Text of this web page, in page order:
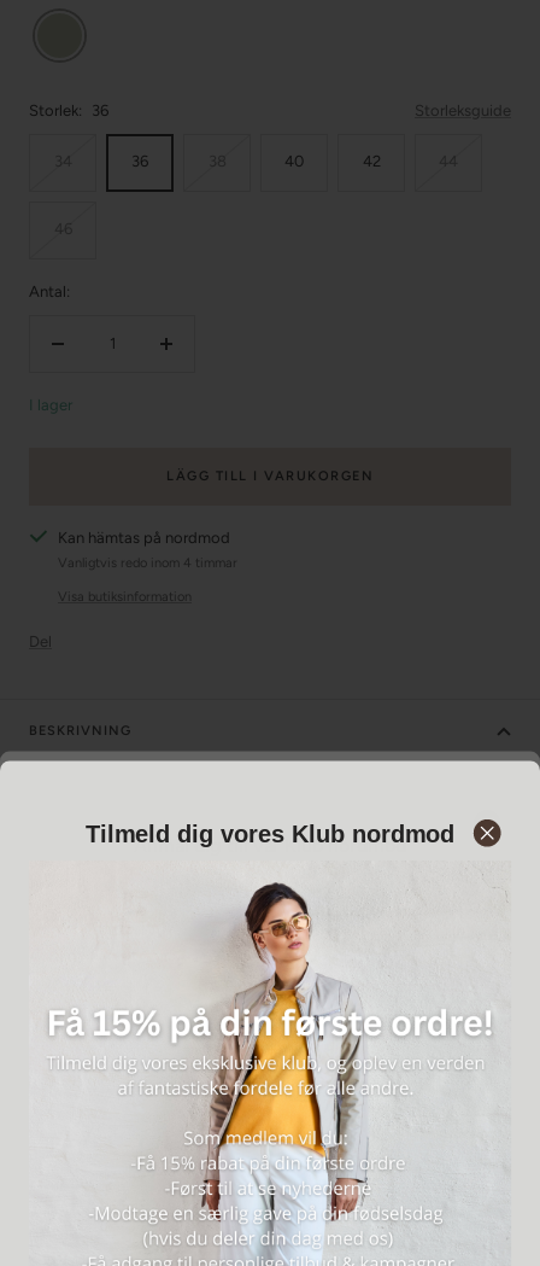
Storlek: 36 Storleksguide
36 40 42
Antal:
Öka
I lager
LÄGG TILL I VARUKORGEN
Kan hämtas på nordmod
Vanligtvis redo inom 4 timmar
Visa butiksinformation
Del
BESKRIVNING
Mäter 74 cm i midjan och 59,5 cm framtill i storlek 38
100% getläder | Innerfoder: 100% polyester
Får inte tvättas. Kemtvättas av en läderspecialist
Elastisk midja från lös till sträckt:
Storlek 34: 70 cm - 97 cm.
Storlek 36: 70 cm - 97 cm.
Storlek 38: 74 cm - 101 cm.
Storlek 40: 78 cm - 105 cm.
Storlek 42: 82 cm - 109 cm.
Storlek 44: 86 cm - 113 cm.
Storlek 46: 92 cm - 119 cm.
Observera att material av naturligt ursprung kan variera i färg.
Anmäl dig till vår Klub nordmod
Tilmeld dig vores Klub nordmod